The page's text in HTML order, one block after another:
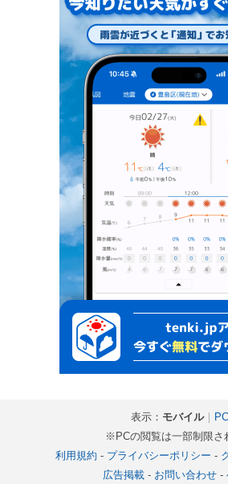
表示： モバイル｜ PC
※PCの閲覧は一部制限さ
利用規約 - プライバシーポリシー -
広告掲載- お問い合わせ-